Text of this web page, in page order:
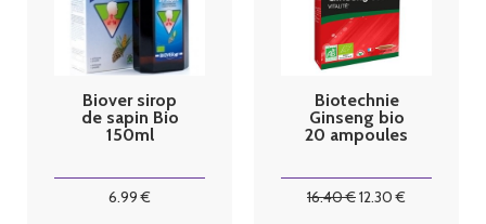
Biover sirop
de sapin Bio
150ml
6.99 €
Biotechnie
Ginseng bio
20 ampoules
16.40€12.30 €